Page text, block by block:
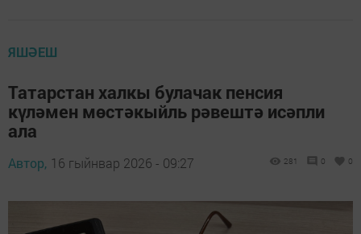
ЯШӘЕШ
Татарстан халкы булачак пенсия
күләмен мөстәкыйль рәвештә исәпли
ала
Автор, 16 гыйнвар 2026 - 09:27 281 0 0